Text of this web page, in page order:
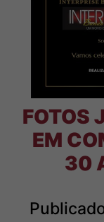
FOTOS
EM
30